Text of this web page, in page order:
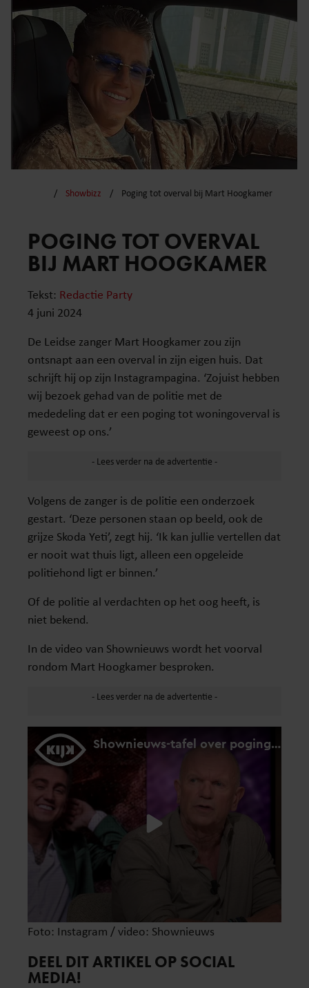
Showbizz Poging tot overval bij Mart Hoogkamer
POGING TOT OVERVAL
BIJ MART HOOGKAMER
Tekst: Redactie Party
4 juni 2024
De Leidse zanger Mart Hoogkamer zou zijn
ontsnapt aan een overval in zijn eigen huis. Dat
schrijft hij op zijn Instagrampagina. ‘Zojuist hebben
wij bezoek gehad van de politie met de
mededeling dat er een poging tot woningoverval is
geweest op ons.’
Volgens de zanger is de politie een onderzoek
gestart. ‘Deze personen staan op beeld, ook de
grijze Skoda Yeti’, zegt hij. ‘Ik kan jullie vertellen dat
er nooit wat thuis ligt, alleen een opgeleide
politiehond ligt er binnen.’
Of de politie al verdachten op het oog heeft, is
niet bekend.
In de video van Shownieuws wordt het voorval
rondom Mart Hoogkamer besproken.
Foto: Instagram / video: Shownieuws
DEEL DIT ARTIKEL OP SOCIAL
MEDIA!